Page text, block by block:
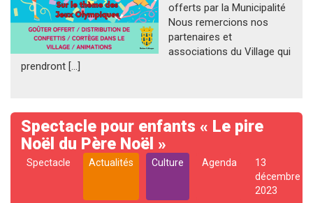
offerts par la Municipalité
Nous remercions nos
partenaires et
associations du Village qui
prendront […]
Spectacle pour enfants « Le pire
Noël du Père Noël »
Spectacle Actualités Culture Agenda
13
décembre
2023